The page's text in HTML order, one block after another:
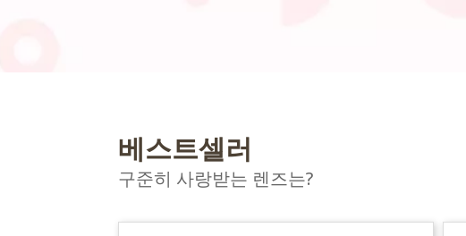
베스트셀러
구준히 사랑받는 렌즈는?